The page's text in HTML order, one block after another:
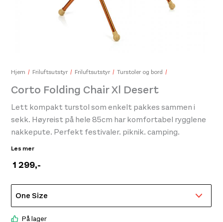
DB Hugger Washbag Black Out
599,-
Hjem Friluftsutstyr Friluftsutstyr Turstoler og bord
Corto Folding Chair Xl Desert
1 299,-
Lett kompakt turstol som enkelt pakkes sammen i
sekk. Høyreist på hele 85cm har komfortabel rygglene
nakkepute. Perfekt festivaler. piknik. camping.
avslapning utendørs
På lager
Les mer